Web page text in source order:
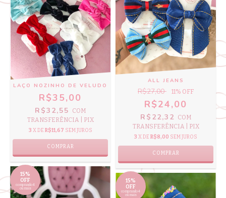
LAÇO NOZINHO DE VELUDO
R$35,00
R$32,55
COM
TRANSFERÊNCIA | PIX
3 X DE R$11,67 SEM JUROS
COMPRAR
ALL JEANS
R$27,00 11% OFF
R$24,00
R$22,32 COM
TRANSFERÊNCIA | PIX
3 X DE R$8,00 SEM JUROS
COMPRAR
15%
OFF
comprando 4
ou mais
15%
OFF
comprando 4
ou mais